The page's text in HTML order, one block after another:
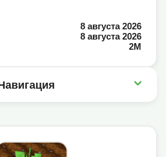
8 августа 2026
8 августа 2026
2M